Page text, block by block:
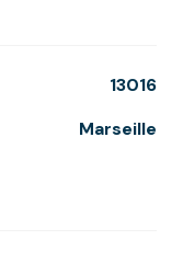
13016
Marseille